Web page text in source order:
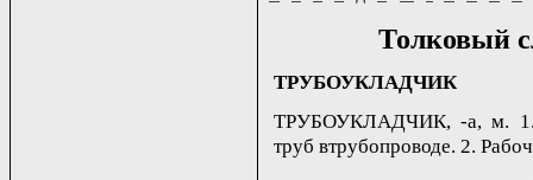
Толковый
ТРУБОУКЛАДЧИК
ТРУБОУКЛАДЧИК, -а, м. 1.
труб втрубопроводе. 2.